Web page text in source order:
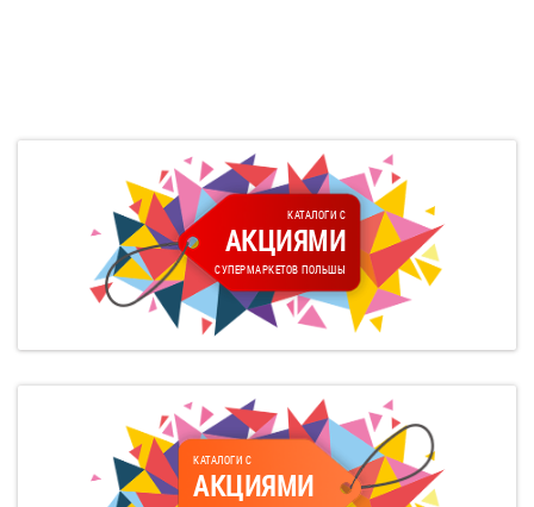
КАТАЛОГИ С
АКЦИЯМИ
СУПЕРМАРКЕТОВ ПОЛЬШЫ
КАТАЛОГИ С
АКЦИЯМИ